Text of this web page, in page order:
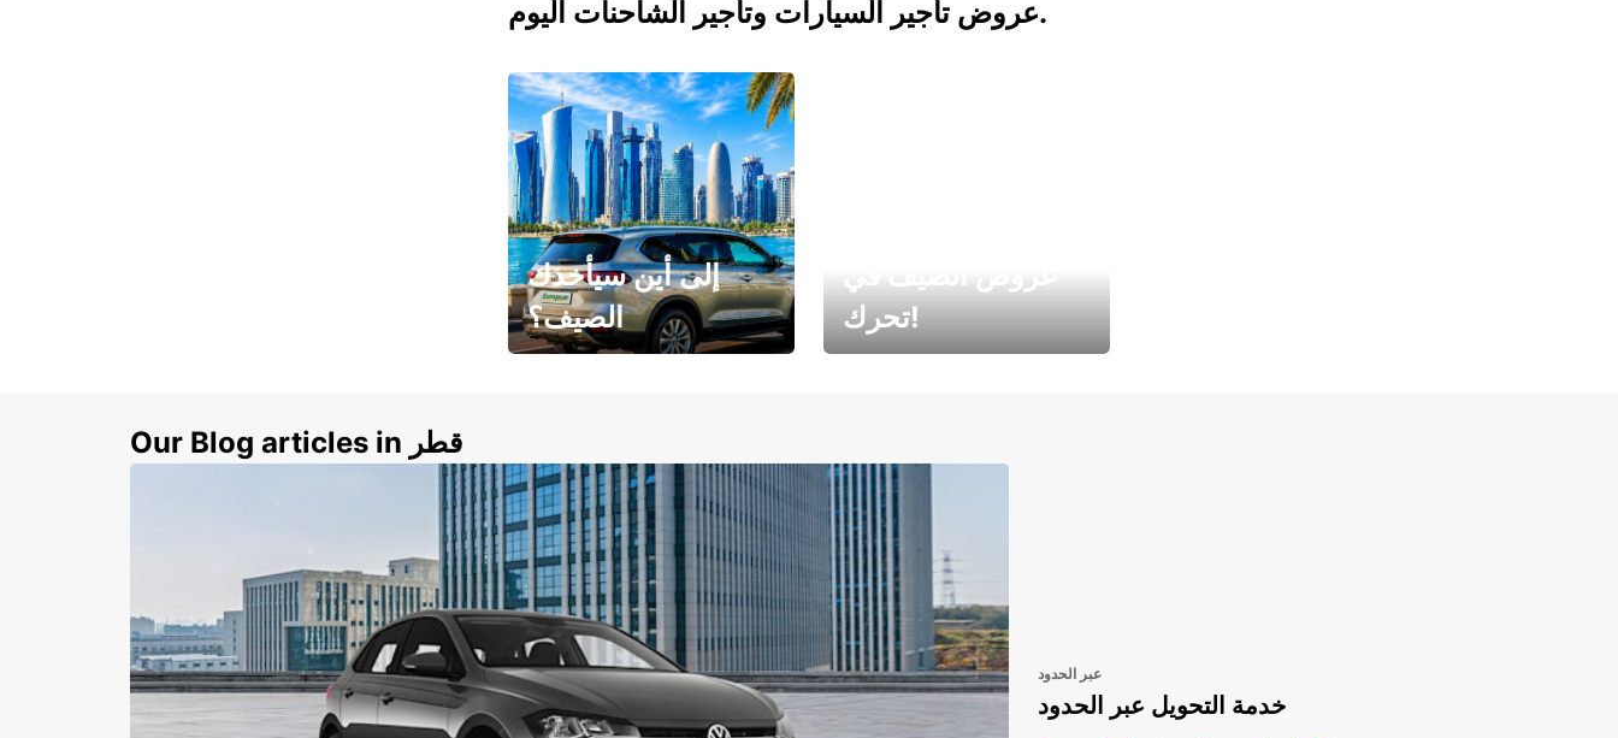
عروض تأجير السيارات وتأجير الشاحنات اليوم.
إلى أين سيأخذك
الصيف؟
تحرك!
Our Blog articles in قطر
عبر الحدود
خدمة التحويل عبر الحدود